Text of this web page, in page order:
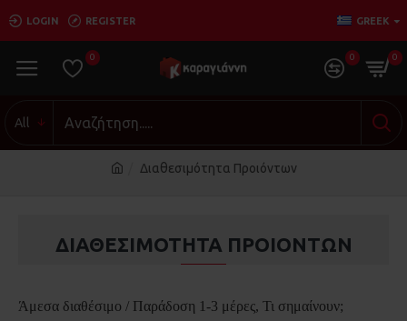
LOGIN REGISTER GREEK
0 0 0
All
Διαθεσιμότητα Προιόντων
ΔΙΑΘΕΣΙΜΌΤΗΤΑ ΠΡΟΙΌΝΤΩΝ
Άμεσα διαθέσιμο / Παράδοση 1-3 μέρες, Τι σημαίνουν;